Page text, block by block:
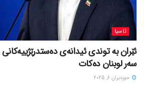
ئاسیا
ئێران بە توندی ئیدانەی
سەر لوبنان دەکات
حوزه‌یران 6, 2025